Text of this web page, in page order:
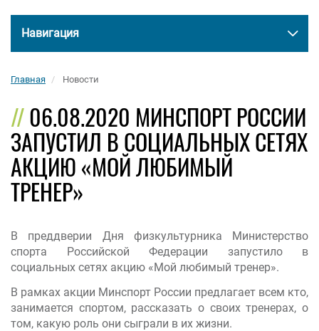
Навигация
Главная Новости
06.08.2020 МИНСПОРТ РОССИИ
ЗАПУСТИЛ В СОЦИАЛЬНЫХ СЕТЯХ
АКЦИЮ «МОЙ ЛЮБИМЫЙ
ТРЕНЕР»
В преддверии Дня физкультурника Министерство
спорта Российской Федерации запустило в
социальных сетях акцию «Мой любимый тренер».
В рамках акции Минспорт России предлагает всем кто,
занимается спортом, рассказать о своих тренерах, о
том, какую роль они сыграли в их жизни.